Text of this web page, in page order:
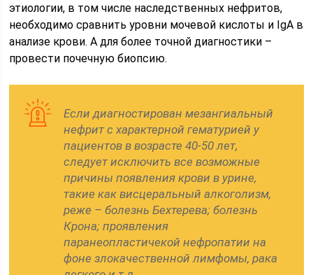
этиологии, в том числе наследственных нефритов,
необходимо сравнить уровни мочевой кислоты и IgA в
анализе крови. А для более точной диагностики –
провести почечную биопсию.
Если диагностирован мезангиальный
нефрит с характерной гематурией у
пациентов в возрасте 40-50 лет,
следует исключить все возможные
причины появления крови в урине,
такие как висцеральный алкоголизм,
реже – болезнь Бехтерева; болезнь
Крона; проявления
паранеопластичекой нефропатии на
фоне злокачественной лимфомы, рака